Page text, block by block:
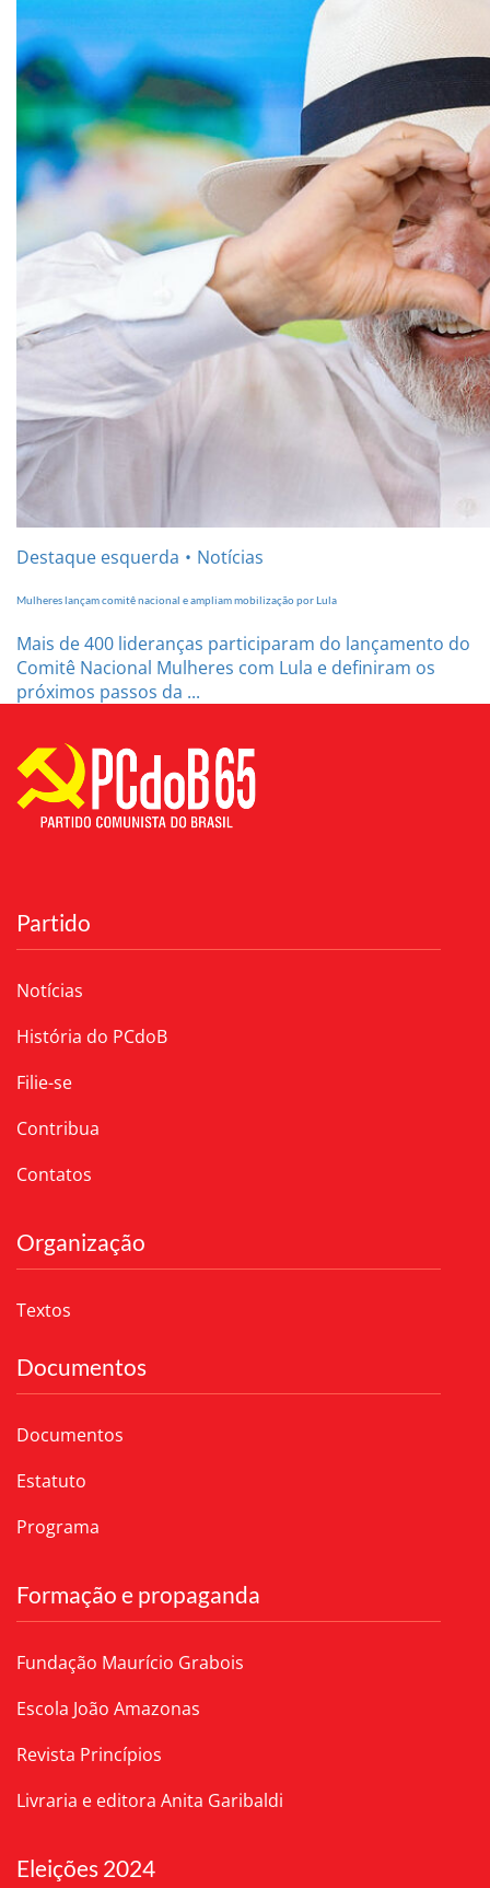
Destaque esquerda Notícias
Mulheres lançam comitê nacional e ampliam mobilização por Lula
Mais de 400 lideranças participaram do lançamento do
Comitê Nacional Mulheres com Lula e definiram os
próximos passos da ...
Partido
Notícias
História do PCdoB
Filie-se
Contribua
Contatos
Organização
Textos
Documentos
Documentos
Estatuto
Programa
Formação e propaganda
Fundação Maurício Grabois
Escola João Amazonas
Revista Princípios
Livraria e editora Anita Garibaldi
Eleições 2024